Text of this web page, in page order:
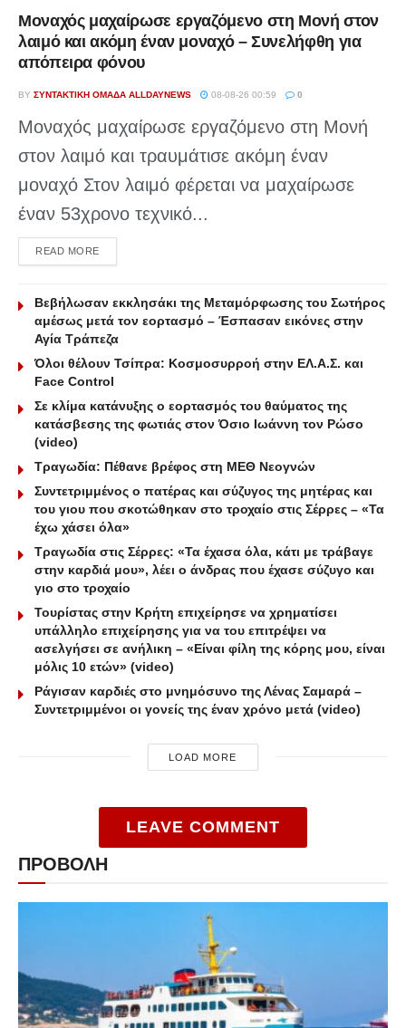
Μοναχός μαχαίρωσε εργαζόμενο στη Μονή στον
λαιμό και ακόμη έναν μοναχό – Συνελήφθη για
απόπειρα φόνου
BY ΣΥΝΤΑΚΤΙΚΉ ΟΜΆΔΑ ALLDAYNEWS 08-08-26 00:59 0
Μοναχός μαχαίρωσε εργαζόμενο στη Μονή
στον λαιμό και τραυμάτισε ακόμη έναν
μοναχό Στον λαιμό φέρεται να μαχαίρωσε
έναν 53χρονο τεχνικό...
READ MOREDETAILS
Βεβήλωσαν εκκλησάκι της Μεταμόρφωσης του Σωτήρος
αμέσως μετά τον εορτασμό – Έσπασαν εικόνες στην
Αγία Τράπεζα
Όλοι θέλουν Τσίπρα: Κοσμοσυρροή στην ΕΛ.Α.Σ. και
Face Control
Σε κλίμα κατάνυξης ο εορτασμός του θαύματος της
κατάσβεσης της φωτιάς στον Όσιο Ιωάννη τον Ρώσο
(video)
Τραγωδία: Πέθανε βρέφος στη ΜΕΘ Νεογνών
Συντετριμμένος ο πατέρας και σύζυγος της μητέρας και
του γιου που σκοτώθηκαν στο τροχαίο στις Σέρρες – «Τα
έχω χάσει όλα»
Τραγωδία στις Σέρρες: «Τα έχασα όλα, κάτι με τράβαγε
στην καρδιά μου», λέει ο άνδρας που έχασε σύζυγο και
γιο στο τροχαίο
Τουρίστας στην Κρήτη επιχείρησε να χρηματίσει
υπάλληλο επιχείρησης για να του επιτρέψει να
ασελγήσει σε ανήλικη – «Είναι φίλη της κόρης μου, είναι
μόλις 10 ετών» (video)
Ράγισαν καρδιές στο μνημόσυνο της Λένας Σαμαρά –
Συντετριμμένοι οι γονείς της έναν χρόνο μετά (video)
LOAD MORE
LEAVE COMMENT
ΠΡΟΒΟΛΗ